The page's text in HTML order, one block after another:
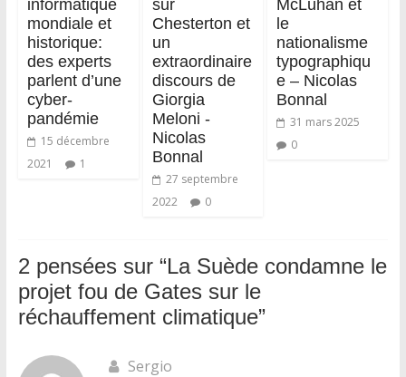
informatique
mondiale et
historique:
des experts
parlent d’une
cyber-
pandémie
15 décembre
2021
1
sur
Chesterton et
un
extraordinaire
discours de
Giorgia
Meloni -
Nicolas
Bonnal
27 septembre
2022
0
McLuhan et
le
nationalisme
typographiqu
e – Nicolas
Bonnal
31 mars 2025
0
2 pensées sur “La Suède condamne le
projet fou de Gates sur le
réchauffement climatique”
Sergio